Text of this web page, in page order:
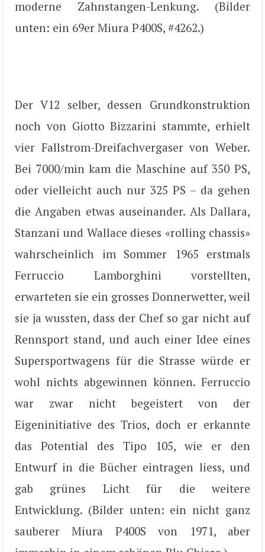
moderne Zahnstangen-Lenkung. (Bilder
unten: ein 69er Miura P400S, #4262.)
Der V12 selber, dessen Grundkonstruktion
noch von Giotto Bizzarini stammte, erhielt
vier Fallstrom-Dreifachvergaser von Weber.
Bei 7000/min kam die Maschine auf 350 PS,
oder vielleicht auch nur 325 PS – da gehen
die Angaben etwas auseinander. Als Dallara,
Stanzani und Wallace dieses «rolling chassis»
wahrscheinlich im Sommer 1965 erstmals
Ferruccio Lamborghini vorstellten,
erwarteten sie ein grosses Donnerwetter, weil
sie ja wussten, dass der Chef so gar nicht auf
Rennsport stand, und auch einer Idee eines
Supersportwagens für die Strasse würde er
wohl nichts abgewinnen können. Ferruccio
war zwar nicht begeistert von der
Eigeninitiative des Trios, doch er erkannte
das Potential des Tipo 105, wie er den
Entwurf in die Bücher eintragen liess, und
gab grünes Licht für die weitere
Entwicklung. (Bilder unten: ein nicht ganz
sauberer Miura P400S von 1971, aber